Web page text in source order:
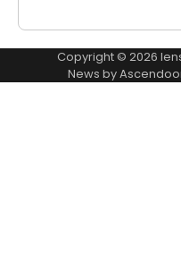
Copyright © 2026
News by